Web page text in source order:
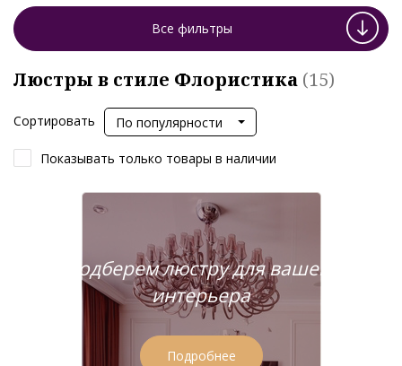
Все фильтры
Люстры в стиле Флористика (15)
Сортировать По популярности
Показывать только товары в наличии
Подберем люстру для вашего
интерьера
Подробнее